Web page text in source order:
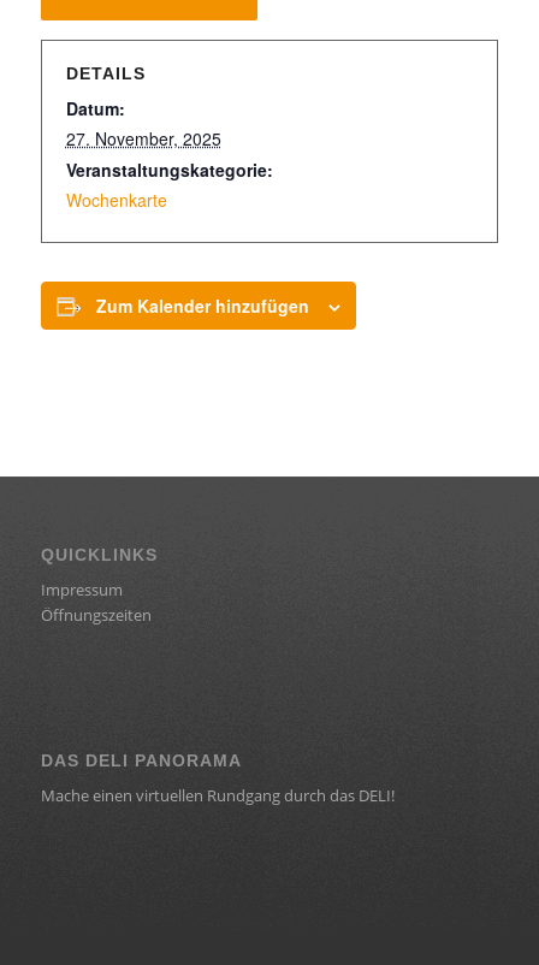
DETAILS
Datum:
27. November, 2025
Veranstaltungskategorie:
Wochenkarte
Zum Kalender hinzufügen
QUICKLINKS
Impressum
Öffnungszeiten
DAS DELI PANORAMA
Mache einen virtuellen Rundgang durch das DELI!